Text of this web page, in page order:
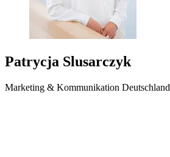
Patrycja Slusarczyk
Marketing & Kommunikation Deutschland